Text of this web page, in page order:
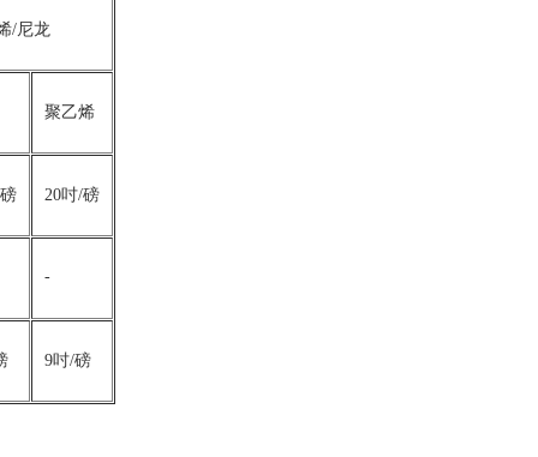
/尼龙
聚乙烯
20吋/磅
-
9吋/磅